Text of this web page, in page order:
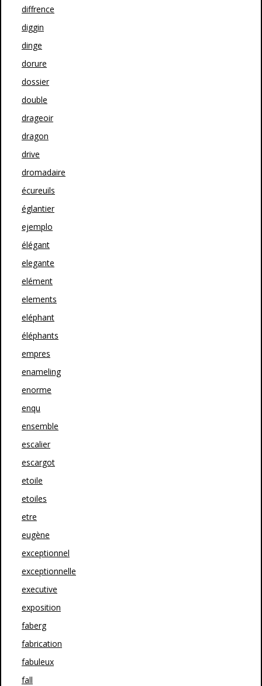
diffrence
diggin
dinge
dorure
dossier
double
drageoir
dragon
drive
dromadaire
écureuils
églantier
ejemplo
élégant
elegante
elément
elements
eléphant
éléphants
empres
enameling
enorme
enqu
ensemble
escalier
escargot
etoile
etoiles
etre
eugène
exceptionnel
exceptionnelle
executive
exposition
faberg
fabrication
fabuleux
fall